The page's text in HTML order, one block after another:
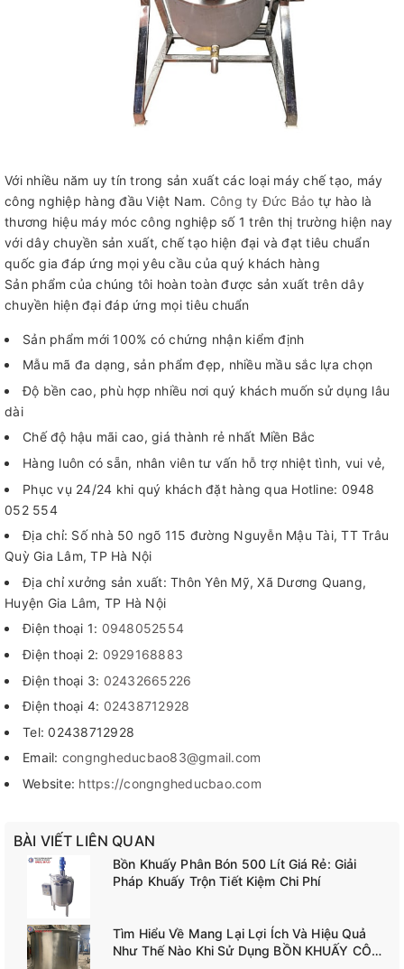
Với nhiều năm uy tín trong sản xuất các loại máy chế tạo, máy
công nghiệp hàng đầu Việt Nam. Công ty Đức Bảo tự hào là
thương hiệu máy móc công nghiệp số 1 trên thị trường hiện nay
với dây chuyền sản xuất, chế tạo hiện đại và đạt tiêu chuẩn
quốc gia đáp ứng mọi yêu cầu của quý khách hàng
Sản phẩm của chúng tôi hoàn toàn được sản xuất trên dây
chuyền hiện đại đáp ứng mọi tiêu chuẩn
Sản phẩm mới 100% có chứng nhận kiểm định
Mẫu mã đa dạng, sản phẩm đẹp, nhiều mầu sắc lựa chọn
Độ bền cao, phù hợp nhiều nơi quý khách muốn sử dụng lâu
dài
Chế độ hậu mãi cao, giá thành rẻ nhất Miền Bắc
Hàng luôn có sẵn, nhân viên tư vấn hỗ trợ nhiệt tình, vui vẻ,
Phục vụ 24/24 khi quý khách đặt hàng qua Hotline: 0948
052 554
Địa chỉ: Số nhà 50 ngõ 115 đường Nguyễn Mậu Tài, TT Trâu
Quỳ Gia Lâm, TP Hà Nội
Địa chỉ xưởng sản xuất: Thôn Yên Mỹ, Xã Dương Quang,
Huyện Gia Lâm, TP Hà Nội
Điện thoại 1: 0948052554
Điện thoại 2: 0929168883
Điện thoại 3: 02432665226
Điện thoại 4: 02438712928
Tel: 02438712928
Email: congngheducbao83@gmail.com
Website: https://congngheducbao.com
BÀI VIẾT LIÊN QUAN
Bồn Khuấy Phân Bón 500 Lít Giá Rẻ: Giải
Pháp Khuấy Trộn Tiết Kiệm Chi Phí
Tìm Hiểu Về Mang Lại Lợi Ích Và Hiệu Quả
Như Thế Nào Khi Sử Dụng BỒN KHUẤY CÔNG